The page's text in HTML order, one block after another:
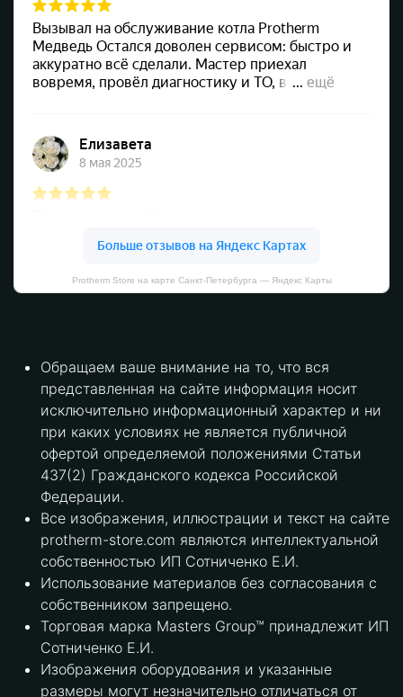
Protherm Store на карте Санкт‑Петербурга — Яндекс Карты
Обращаем ваше внимание на то, что вся
представленная на сайте информация носит
исключительно информационный характер и ни
при каких условиях не является публичной
офертой определяемой положениями Статьи
437(2) Гражданского кодекса Российской
Федерации.
Все изображения, иллюстрации и текст на сайте
protherm-store.com являются интеллектуальной
собственностью ИП Сотниченко Е.И.
Использование материалов без согласования с
собственником запрещено.
Торговая марка Masters Group™ принадлежит ИП
Сотниченко Е.И.
Изображения оборудования и указанные
размеры могут незначительно отличаться от